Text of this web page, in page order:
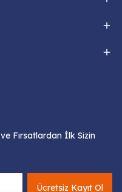
Fırsatlardan İlk Sizin
Ücretsiz Kayıt Ol